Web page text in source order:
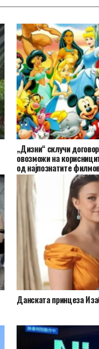
„Дизни“ склучи
овозможи на
од најпознатите
Данската принцеза